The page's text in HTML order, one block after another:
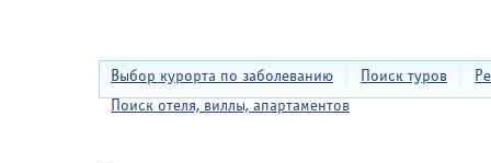
Выбор курорта по заболеванию Поиск туров
Поиск отеля, виллы, апартаментов